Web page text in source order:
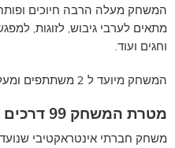
המשחק מעלה הרבה חיוכים
מתאים לערבי גיבוש, לזוגות,
וחגים ועוד.
המשחק מיועד ל 2 משתתפים ומעלה
מטרת המשחק 99 דרכים להכיר
משחק חברתי אינטראקטיבי